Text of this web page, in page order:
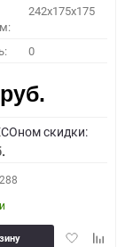
242x175x175
0
руб.
скидки:
Добавить